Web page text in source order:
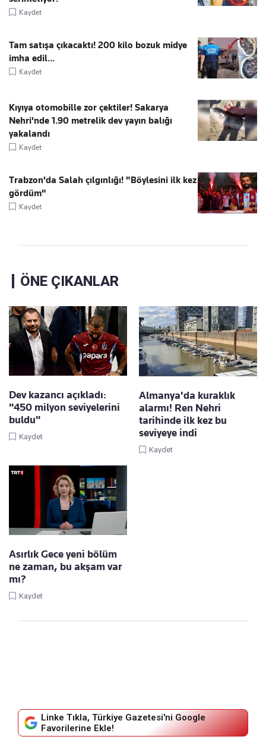
Kaydet
Tam satışa çıkacaktı! 200 kilo bozuk midye
imha edil...
Kaydet
Kıyıya otomobille zor çektiler! Sakarya
Nehri'nde 1.90 metrelik dev yayın balığı
yakalandı
Kaydet
Trabzon'da Salah çılgınlığı! "Böylesini ilk kez
gördüm"
Kaydet
ÖNE ÇIKANLAR
Dev kazancı açıkladı:
"450 milyon seviyelerini
buldu"
Kaydet
Almanya'da kuraklık
alarmı! Ren Nehri
tarihinde ilk kez bu
seviyeye indi
Kaydet
Asırlık Gece yeni bölüm
ne zaman, bu akşam var
mı?
Kaydet
Linke Tıkla, Türkiye Gazetesi'ni Google
Favorilerine Ekle!